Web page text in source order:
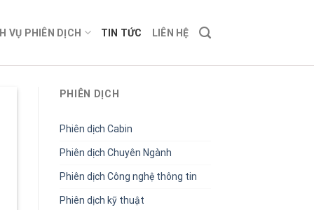
VỤ PHIÊN DỊCH TIN TỨC LIÊN HỆ
PHIÊN DỊCH
Phiên dịch Cabin
Phiên dịch Chuyên Ngành
Phiên dịch Công nghệ thông tin
Phiên dịch kỹ thuật